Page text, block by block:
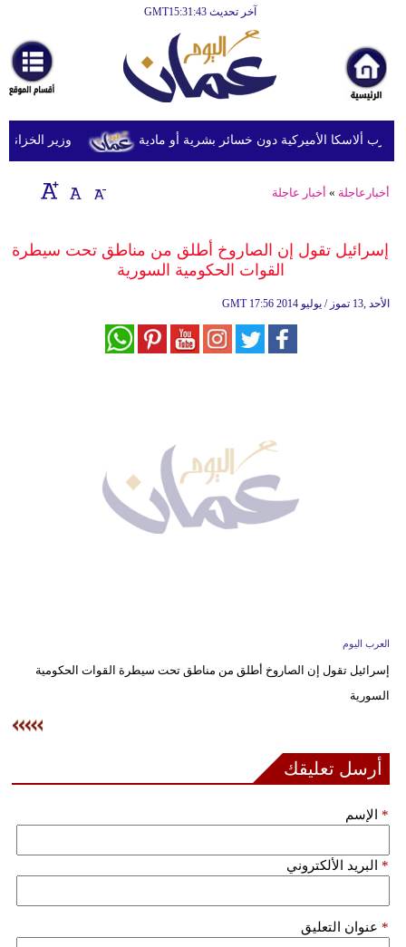
آخر تحديث GMT15:31:43
أخبارعاجلة
رياضة
ثقافة
إقتصاد
وموسيقى
وتكنولوجيا
بيئة
سيارات
وزير الخزانة
أخبارعاجلة » أخبار عاجلة
إسرائيل تقول إن الصاروخ أطلق من مناطق تحت سيطرة
القوات الحكومية السورية
GMT 17:56 2014 الأحد ,13 تموز / يوليو
العرب اليوم
إسرائيل تقول إن الصاروخ أطلق من مناطق تحت سيطرة القوات الحكومية
السورية
أرسل تعليقك
الإسم *
البريد الألكتروني *
عنوان التعليق *